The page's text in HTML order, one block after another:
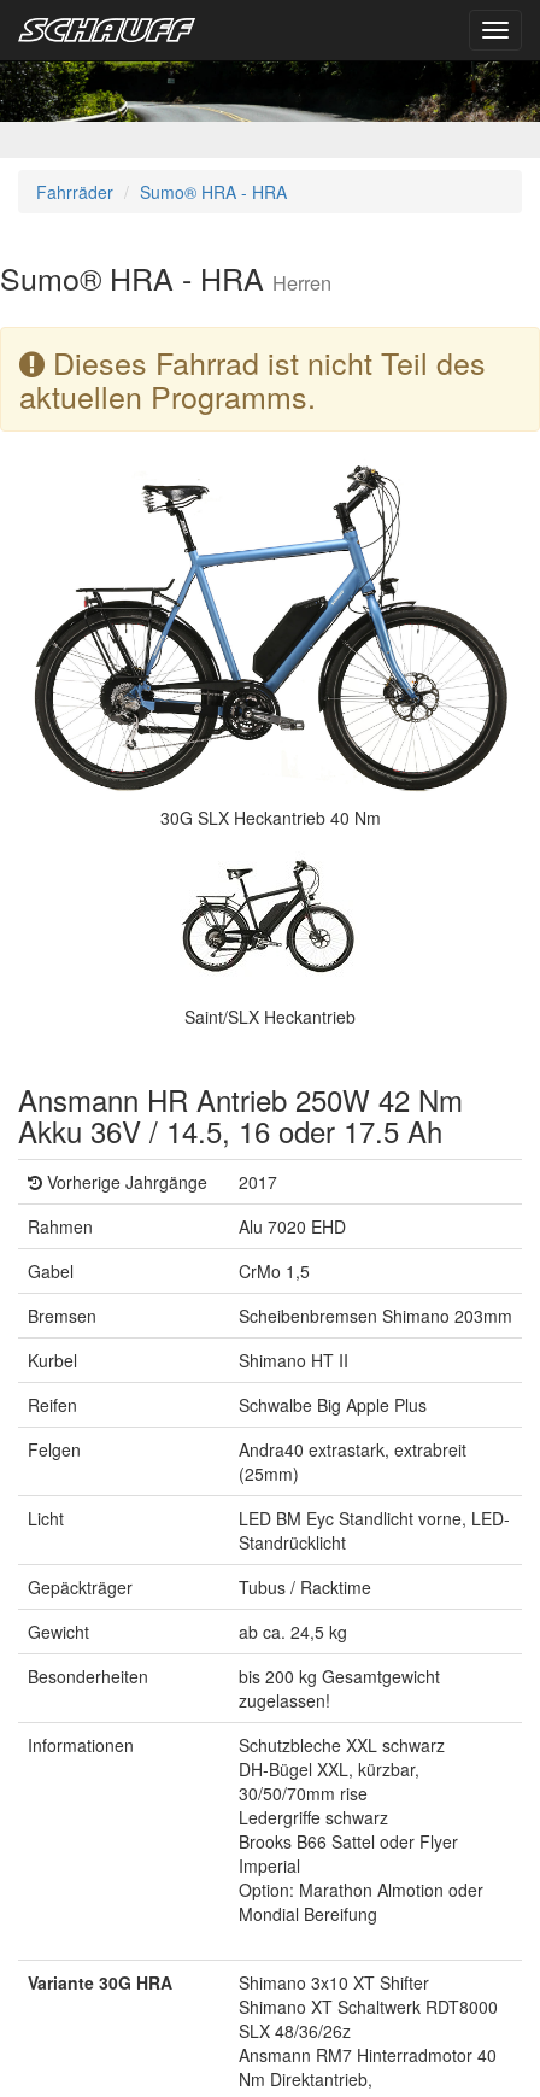
Fahrräder Sumo® HRA - HRA
Sumo® HRA - HRA Herren
Dieses Fahrrad ist nicht Teil des
aktuellen Programms.
30G SLX Heckantrieb 40 Nm
Saint/SLX Heckantrieb
Ansmann HR Antrieb 250W 42 Nm
Akku 36V / 14.5, 16 oder 17.5 Ah
Vorherige Jahrgänge
2017
Rahmen
Alu 7020 EHD
Gabel
CrMo 1,5
Bremsen
Scheibenbremsen Shimano 203mm
Kurbel
Shimano HT II
Reifen
Schwalbe Big Apple Plus
Felgen
Andra40 extrastark, extrabreit
(25mm)
Licht
LED BM Eyc Standlicht vorne, LED-
Standrücklicht
Gepäckträger
Tubus / Racktime
Gewicht
ab ca. 24,5 kg
Besonderheiten
bis 200 kg Gesamtgewicht
zugelassen!
Informationen
Schutzbleche XXL schwarz
DH-Bügel XXL, kürzbar,
30/50/70mm rise
Ledergriffe schwarz
Brooks B66 Sattel oder Flyer
Imperial
Option: Marathon Almotion oder
Mondial Bereifung
Variante 30G HRA
Shimano 3x10 XT Shifter
Shimano XT Schaltwerk RDT8000
SLX 48/36/26z
Ansmann RM7 Hinterradmotor 40
Nm Direktantrieb,